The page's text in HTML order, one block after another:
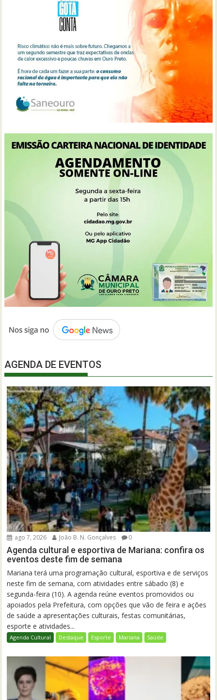
AGENDA DE EVENTOS
ago 7, 2026 João B. N. Gonçalves 0
Agenda cultural e esportiva de Mariana: confira os
eventos deste fim de semana
Mariana terá uma programação cultural, esportiva e de serviços
neste fim de semana, com atividades entre sábado (8) e
segunda-feira (10). A agenda reúne eventos promovidos ou
apoiados pela Prefeitura, com opções que vão de feira e ações
de saúde a apresentações culturais, festas comunitárias,
esporte e atividades...
Agenda Cultural Destaque Esporte Mariana Saúde